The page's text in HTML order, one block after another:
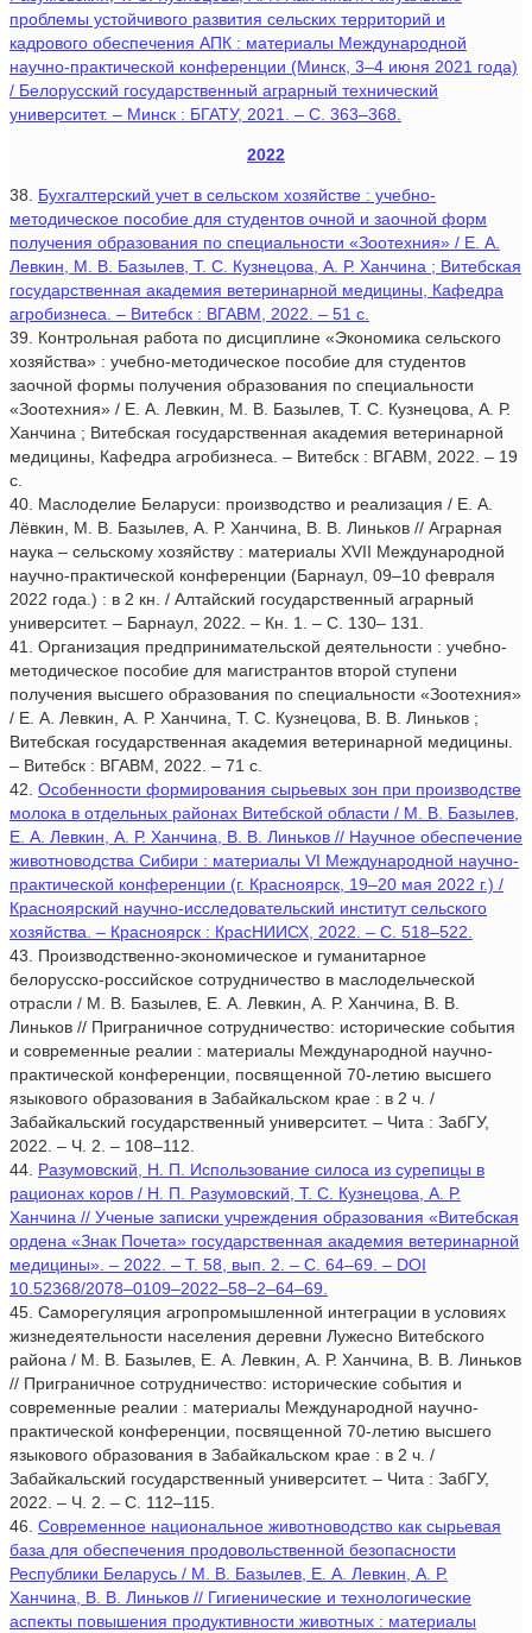
проблемы устойчивого развития сельских территорий и
кадрового обеспечения АПК : материалы Международной
научно-практической конференции (Минск, 3–4 июня 2021 года)
/ Белорусский государственный аграрный технический
университет. – Минск : БГАТУ, 2021. – С. 363–368.
2022
38. Бухгалтерский учет в сельском хозяйстве : учебно-
методическое пособие для студентов очной и заочной форм
получения образования по специальности «Зоотехния» / Е. А.
Левкин, М. В. Базылев, Т. С. Кузнецова, А. Р. Ханчина ; Витебская
государственная академия ветеринарной медицины, Кафедра
агробизнеса. – Витебск : ВГАВМ, 2022. – 51 с.
39. Контрольная работа по дисциплине «Экономика сельского
хозяйства» : учебно-методическое пособие для студентов
заочной формы получения образования по специальности
«Зоотехния» / Е. А. Левкин, М. В. Базылев, Т. С. Кузнецова, А. Р.
Ханчина ; Витебская государственная академия ветеринарной
медицины, Кафедра агробизнеса. – Витебск : ВГАВМ, 2022. – 19
с.
40. Маслоделие Беларуси: производство и реализация / Е. А.
Лёвкин, М. В. Базылев, А. Р. Ханчина, В. В. Линьков // Аграрная
наука – сельскому хозяйству : материалы XVII Международной
научно-практической конференции (Барнаул, 09–10 февраля
2022 года.) : в 2 кн. / Алтайский государственный аграрный
университет. – Барнаул, 2022. – Кн. 1. – С. 130– 131.
41. Организация предпринимательской деятельности : учебно-
методическое пособие для магистрантов второй ступени
получения высшего образования по специальности «Зоотехния»
/ Е. А. Левкин, А. Р. Ханчина, Т. С. Кузнецова, В. В. Линьков ;
Витебская государственная академия ветеринарной медицины.
– Витебск : ВГАВМ, 2022. – 71 с.
42. Особенности формирования сырьевых зон при производстве
молока в отдельных районах Витебской области / М. В. Базылев,
Е. А. Левкин, А. Р. Ханчина, В. В. Линьков // Научное обеспечение
животноводства Сибири : материалы VI Международной научно-
практической конференции (г. Красноярск, 19–20 мая 2022 г.) /
Красноярский научно-исследовательский институт сельского
хозяйства. – Красноярск : КрасНИИСХ, 2022. – С. 518–522.
43. Производственно-экономическое и гуманитарное
белорусско-российское сотрудничество в маслодельческой
отрасли / М. В. Базылев, Е. А. Левкин, А. Р. Ханчина, В. В.
Линьков // Приграничное сотрудничество: исторические события
и современные реалии : материалы Международной научно-
практической конференции, посвященной 70-летию высшего
языкового образования в Забайкальском крае : в 2 ч. /
Забайкальский государственный университет. – Чита : ЗабГУ,
2022. – Ч. 2. – 108–112.
44. Разумовский, Н. П. Использование силоса из сурепицы в
рационах коров / Н. П. Разумовский, Т. С. Кузнецова, А. Р.
Ханчина // Ученые записки учреждения образования «Витебская
ордена «Знак Почета» государственная академия ветеринарной
медицины». – 2022. – Т. 58, вып. 2. – С. 64–69. – DOI
10.52368/2078–0109–2022–58–2–64–69.
45. Саморегуляция агропромышленной интеграции в условиях
жизнедеятельности населения деревни Лужесно Витебского
района / М. В. Базылев, Е. А. Левкин, А. Р. Ханчина, В. В. Линьков
// Приграничное сотрудничество: исторические события и
современные реалии : материалы Международной научно-
практической конференции, посвященной 70-летию высшего
языкового образования в Забайкальском крае : в 2 ч. /
Забайкальский государственный университет. – Чита : ЗабГУ,
2022. – Ч. 2. – С. 112–115.
46. Современное национальное животноводство как сырьевая
база для обеспечения продовольственной безопасности
Республики Беларусь / М. В. Базылев, Е. А. Левкин, А. Р.
Ханчина, В. В. Линьков // Гигиенические и технологические
аспекты повышения продуктивности животных : материалы